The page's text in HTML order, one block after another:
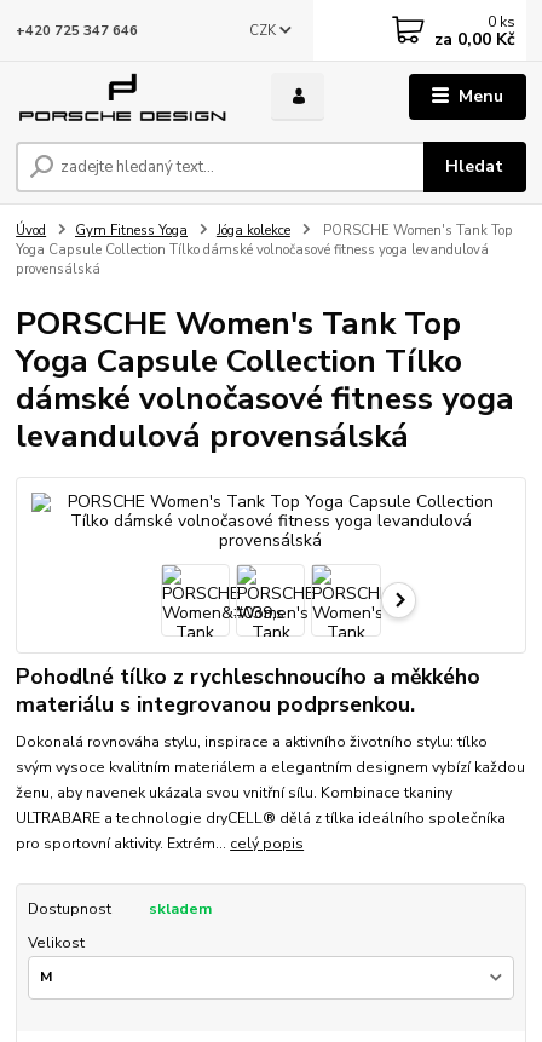
Menu
CZK
Hledat
+420 725 347 646 0 ks
za 0,00 Kč
Úvod Gym Fitness Yoga Jóga kolekce
PORSCHE Women's Tank Top
Yoga Capsule Collection Tílko dámské volnočasové fitness yoga levandulová
provensálská
PORSCHE Women's Tank Top
Yoga Capsule Collection Tílko
dámské volnočasové fitness yoga
levandulová provensálská
Pohodlné tílko z rychleschnoucího a měkkého
materiálu s integrovanou podprsenkou.
Dokonalá rovnováha stylu, inspirace a aktivního životního stylu: tílko
svým vysoce kvalitním materiálem a elegantním designem vybízí každou
ženu, aby navenek ukázala svou vnitřní sílu. Kombinace tkaniny
ULTRABARE a technologie dryCELL® dělá z tílka ideálního společníka
pro sportovní aktivity. Extrém... celý popis
Dostupnost
skladem
Velikost